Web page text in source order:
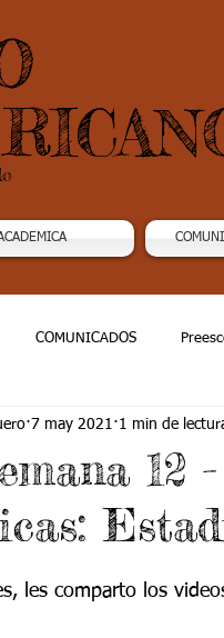
COMUNICADOS
Grado 4 Grado 5
9 Grado 10 Grado 11
12 -
7 may 2021 1 min de
les comparto los